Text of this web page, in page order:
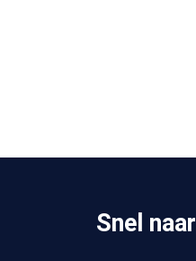
Snel naar